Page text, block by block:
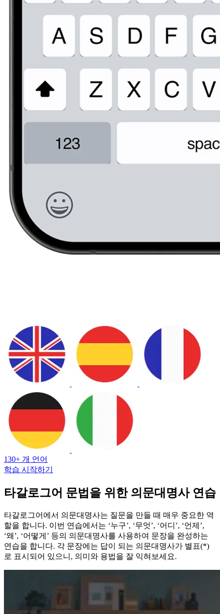
130+ 개 언어
학습 시작하기
타갈로그어 문법을 위한 의문대명사 연습
타갈로그어에서 의문대명사는 질문을 만들 때 매우 중요한 역
할을 합니다. 이번 연습에서는 ‘누구’, ‘무엇’, ‘어디’, ‘언제’,
‘왜’, ‘어떻게’ 등의 의문대명사를 사용하여 문장을 완성하는
연습을 합니다. 각 문장에는 답이 되는 의문대명사가 별표(*)
로 표시되어 있으니, 의미와 용법을 잘 익혀보세요.